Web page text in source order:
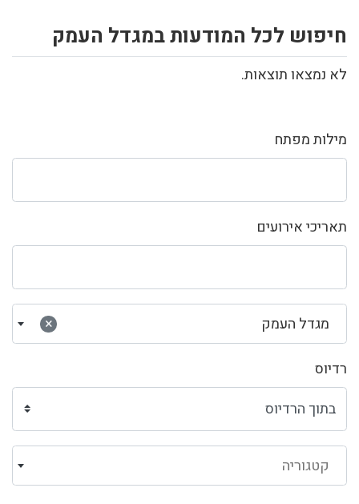
מילות מפתח
תאריכי אירועים
× מגדל העמק
רדיוס
קטגוריה
חיפוש לכל המודעות במגדל העמק
לא נמצאו תוצאות.